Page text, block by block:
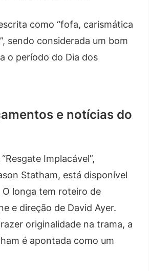
como “fofa, carismática
sendo considerada um bom
o período do Dia dos
e notícias do
Implacável”,
Statham, está disponível
O longa tem roteiro de
e direção de David Ayer.
originalidade na trama, a
é apontada como um